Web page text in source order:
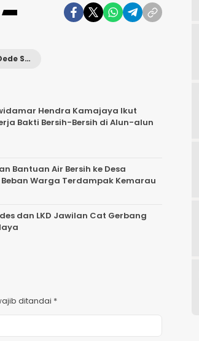
Reporter: Dede Sutisna
Hendra Kamajaya Ikut
Bakti Bersih-Bersih di Alun-alun
Bantuan Air Bersih ke Desa
Warga Terdampak Kemarau
dan LKD Jawilan Cat Gerbang
ditandai *